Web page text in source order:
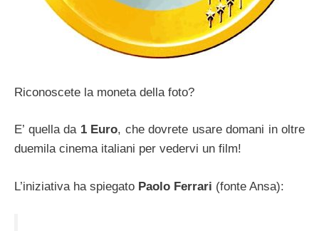
Riconoscete la moneta della foto?
E’ quella da 1 Euro, che dovrete usare domani in oltre
duemila cinema italiani per vedervi un film!
L’iniziativa ha spiegato Paolo Ferrari (fonte Ansa):